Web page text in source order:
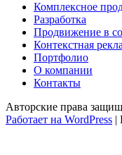
Комплексное
Разработка
Продвижение в
Контекстная
Портфолио
О компании
Контакты
Авторские права
Работает на WordPress |